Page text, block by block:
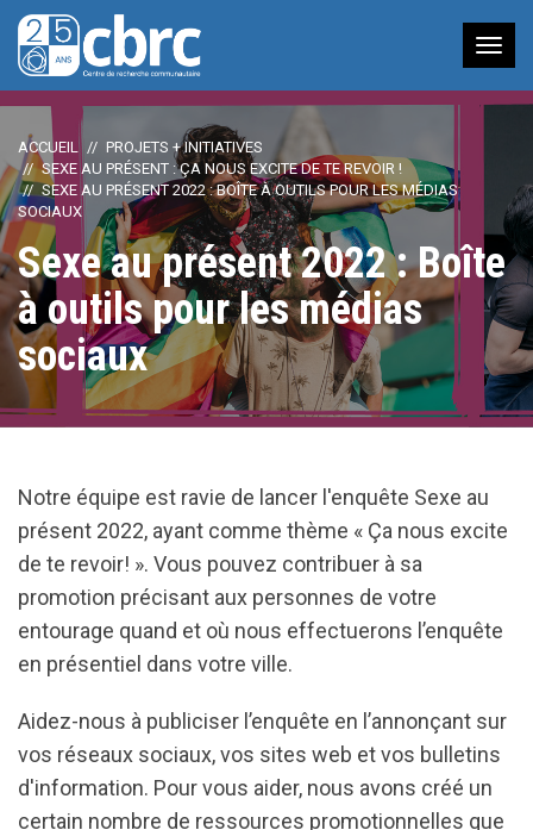
à
ACCUEIL
PROJETS + INITIATIVES
SEXE AU PRÉSENT : ÇA NOUS EXCITE DE TE REVOIR !
SEXE AU PRÉSENT 2022 : BOÎTE À OUTILS POUR LES MÉDIAS
SOCIAUX
Sexe au présent 2022 : Boîte
à outils pour les médias
sociaux
Notre équipe est ravie de lancer l'enquête Sexe au
présent 2022, ayant comme thème « Ça nous excite
de te revoir! ». Vous pouvez contribuer à sa
promotion précisant aux personnes de votre
entourage quand et où nous effectuerons l’enquête
en présentiel dans votre ville.
Aidez-nous à publiciser l’enquête en l’annonçant sur
vos réseaux sociaux, vos sites web et vos bulletins
d'information. Pour vous aider, nous avons créé un
certain nombre de ressources promotionnelles que